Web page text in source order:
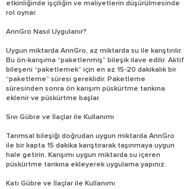
etkinliğinde işçiliğin ve maliyetlerin düşürülmesinde
rol oynar.
AnnGro Nasıl Uygulanır?
Uygun miktarda AnnGro, az miktarda su ile karıştırılır.
Bu ön-karışıma “paketlenmiş” bileşik ilave edilir. Aktif
bileşeni “paketlemek” için en az 15-20 dakikalık bir
“paketleme” süresi gereklidir. Paketleme
süresinden sonra ön karışım püskürtme tankına
eklenir ve püskürtme başlar.
Sıvı Gübre ve İlaçlar ile Kullanımı
Tarımsal bileşiği doğrudan uygun miktarda AnnGro
ile bir kapta 15 dakika karıştırarak taşınmaya uygun
hale getirin. Karışımı uygun miktarda su içeren
püskürtme tankına ekleyerek uygulama yapınız.
Katı Gübre ve İlaçlar ile Kullanımı